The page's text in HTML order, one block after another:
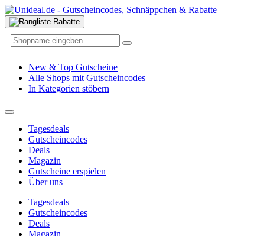
New & Top Gutscheine
Alle Shops mit Gutscheincodes
In Kategorien stöbern
Tagesdeals
Gutscheincodes
Deals
Magazin
Gutscheine erspielen
Über uns
Tagesdeals
Gutscheincodes
Deals
Magazin